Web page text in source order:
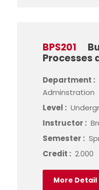
BPS201
Processes
Department :
Adminstration
Level :
Instructor :
Semester :
Credit : 2.000
More Detail